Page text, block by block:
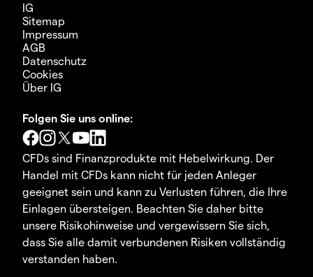
IG
Sitemap
Impressum
AGB
Datenschutz
Cookies
Über IG
Folgen Sie uns online:
CFDs sind Finanzprodukte mit Hebelwirkung. Der
Handel mit CFDs kann nicht für jeden Anleger
geeignet sein und kann zu Verlusten führen, die Ihre
Einlagen übersteigen. Beachten Sie daher bitte
unsere Risikohinweise und vergewissern Sie sich,
dass Sie alle damit verbundenen Risiken vollständig
verstanden haben.